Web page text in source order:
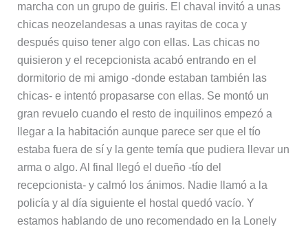
marcha con un grupo de guiris. El chaval invitó a unas
chicas neozelandesas a unas rayitas de coca y
después quiso tener algo con ellas. Las chicas no
quisieron y el recepcionista acabó entrando en el
dormitorio de mi amigo -donde estaban también las
chicas- e intentó propasarse con ellas. Se montó un
gran revuelo cuando el resto de inquilinos empezó a
llegar a la habitación aunque parece ser que el tío
estaba fuera de sí y la gente temía que pudiera llevar un
arma o algo. Al final llegó el dueño -tío del
recepcionista- y calmó los ánimos. Nadie llamó a la
policía y al día siguiente el hostal quedó vacío. Y
estamos hablando de uno recomendado en la Lonely